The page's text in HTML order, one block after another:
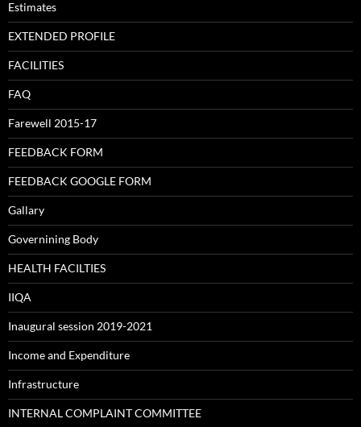
Estimates
EXTENDED PROFILE
FACILITIES
FAQ
Farewell 2015-17
FEEDBACK FORM
FEEDBACK GOOGLE FORM
Gallary
Governining Body
HEALTH FACILTIES
IIQA
Inaugural session 2019-2021
Income and Expenditure
Infrastructure
INTERNAL COMPLAINT COMMITTEE